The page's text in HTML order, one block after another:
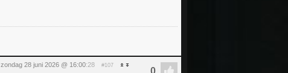
zondag 28 juni 2026 @ 16:00:28 #107